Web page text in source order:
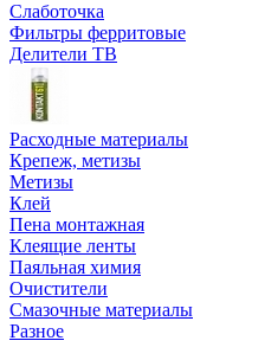
Слаботочка
Фильтры ферритовые
Делители ТВ
Расходные материалы
Крепеж, метизы
Метизы
Клей
Пена монтажная
Клеящие ленты
Паяльная химия
Очистители
Смазочные материалы
Разное